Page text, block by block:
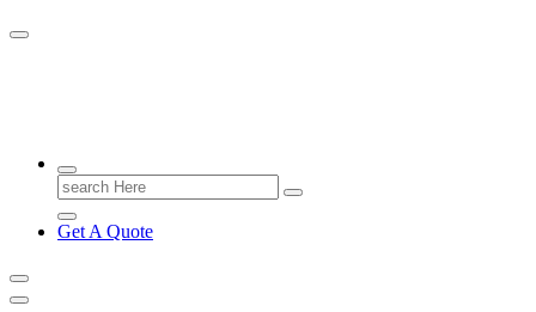
Search
for:
Get A Quote